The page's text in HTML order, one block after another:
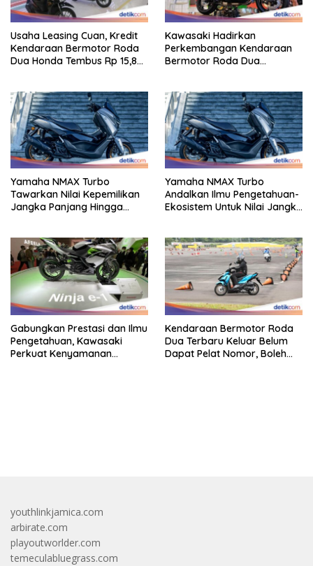
Usaha Leasing Cuan, Kredit
Kendaraan Bermotor Roda
Dua Honda Tembus Rp 15,8
Kawasaki Hadirkan
Perkembangan Kendaraan
Bermotor Roda Dua
Yamaha NMAX Turbo
Tawarkan Nilai Kepemilikan
Jangka Panjang Hingga
Yamaha NMAX Turbo
Andalkan Ilmu Pengetahuan-
Ekosistem Untuk Nilai Jangka
Gabungkan Prestasi dan Ilmu
Pengetahuan, Kawasaki
Perkuat Kenyamanan
Kendaraan Bermotor Roda
Dua Terbaru Keluar Belum
Dapat Pelat Nomor, Boleh
youthlinkjamica.com
arbirate.com
playoutworlder.com
temeculabluegrass.com